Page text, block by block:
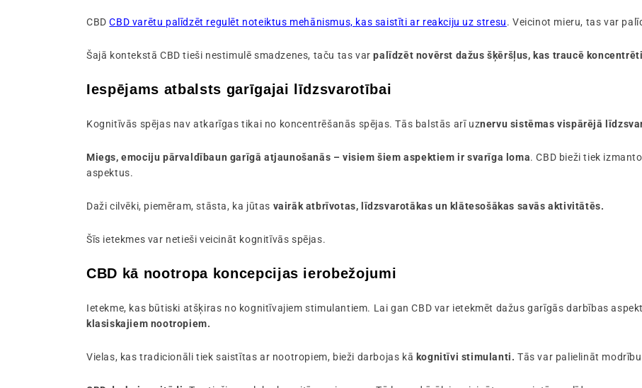
CBDCBD varētu palīdzēt regulēt noteiktus mehānismus, kas saistīti ar reakciju uz stresu. Veicinot mieru, tas var
Šajā kontekstā CBD tieši nestimulē smadzenes, taču tas varpalīdzēt novērst dažus šķēršļus, kas traucē
Iespējams atbalsts garīgajai līdzsvarotībai
Kognitīvās spējas nav atkarīgas tikai no koncentrēšanās spējas. Tās balstās arī uznervu sistēmas vispārējā
Miegs, emociju pārvaldībaun garīgā atjaunošanās – visiem šiem aspektiem ir svarīga loma. CBD bieži tiek
aspektus.
Daži cilvēki, piemēram, stāsta, ka jūtas vairāk atbrīvotas, līdzsvarotākas un klātesošākas savās aktivitātēs.
Šīs ietekmes var netieši veicināt kognitīvās spējas.
CBD kā nootropa koncepcijas ierobežojumi
Ietekme, kas būtiski atšķiras no kognitīvajiem stimulantiem. Lai gan CBD var ietekmēt dažus garīgās darbības
klasiskajiem nootropiem.
Vielas, kas tradicionāli tiek saistītas ar nootropiem, bieži darbojas kā kognitīvi stimulanti. Tās var palielināt